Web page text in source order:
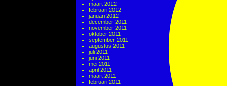
maart 2012
februari 2012
januari 2012
december 2011
november 2011
oktober 2011
september 2011
augustus 2011
juli 2011
juni 2011
mei 2011
april 2011
maart 2011
februari 2011